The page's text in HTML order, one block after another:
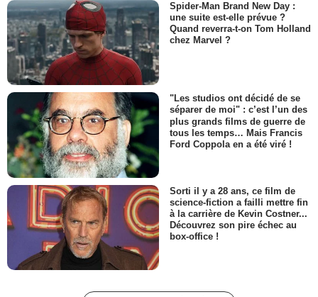
Spider-Man Brand New Day :
une suite est-elle prévue ?
Quand reverra-t-on Tom Holland
chez Marvel ?
"Les studios ont décidé de se
séparer de moi" : c’est l’un des
plus grands films de guerre de
tous les temps… Mais Francis
Ford Coppola en a été viré !
Sorti il y a 28 ans, ce film de
science-fiction a failli mettre fin
à la carrière de Kevin Costner...
Découvrez son pire échec au
box-office !